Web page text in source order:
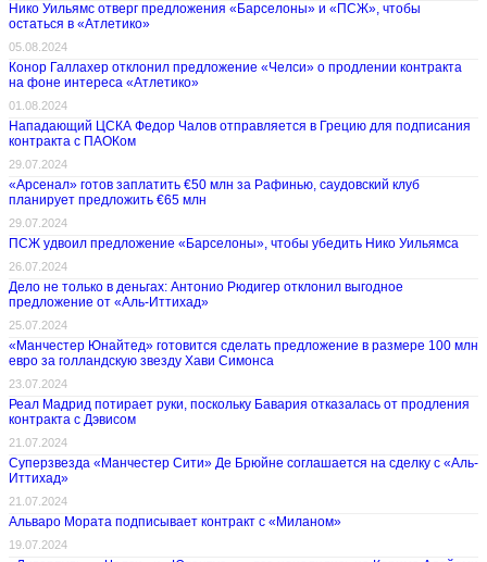
Нико Уильямс отверг предложения «Барселоны» и «ПСЖ», чтобы
остаться в «Атлетико»
05.08.2024
Конор Галлахер отклонил предложение «Челси» о продлении контракта
на фоне интереса «Атлетико»
01.08.2024
Нападающий ЦСКА Федор Чалов отправляется в Грецию для подписания
контракта с ПАОКом
29.07.2024
«Арсенал» готов заплатить €50 млн за Рафинью, саудовский клуб
планирует предложить €65 млн
29.07.2024
ПСЖ удвоил предложение «Барселоны», чтобы убедить Нико Уильямса
26.07.2024
Дело не только в деньгах: Антонио Рюдигер отклонил выгодное
предложение от «Аль-Иттихад»
25.07.2024
«Манчестер Юнайтед» готовится сделать предложение в размере 100 млн
евро за голландскую звезду Хави Симонса
23.07.2024
Реал Мадрид потирает руки, поскольку Бавария отказалась от продления
контракта с Дэвисом
21.07.2024
Суперзвезда «Манчестер Сити» Де Брюйне соглашается на сделку с «Аль-
Иттихад»
21.07.2024
Альваро Мората подписывает контракт с «Миланом»
19.07.2024